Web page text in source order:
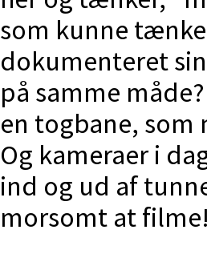
som kunne
dokumenteret
på samme
en togbane, som
Og kameraer i
ind og ud af
morsomt at